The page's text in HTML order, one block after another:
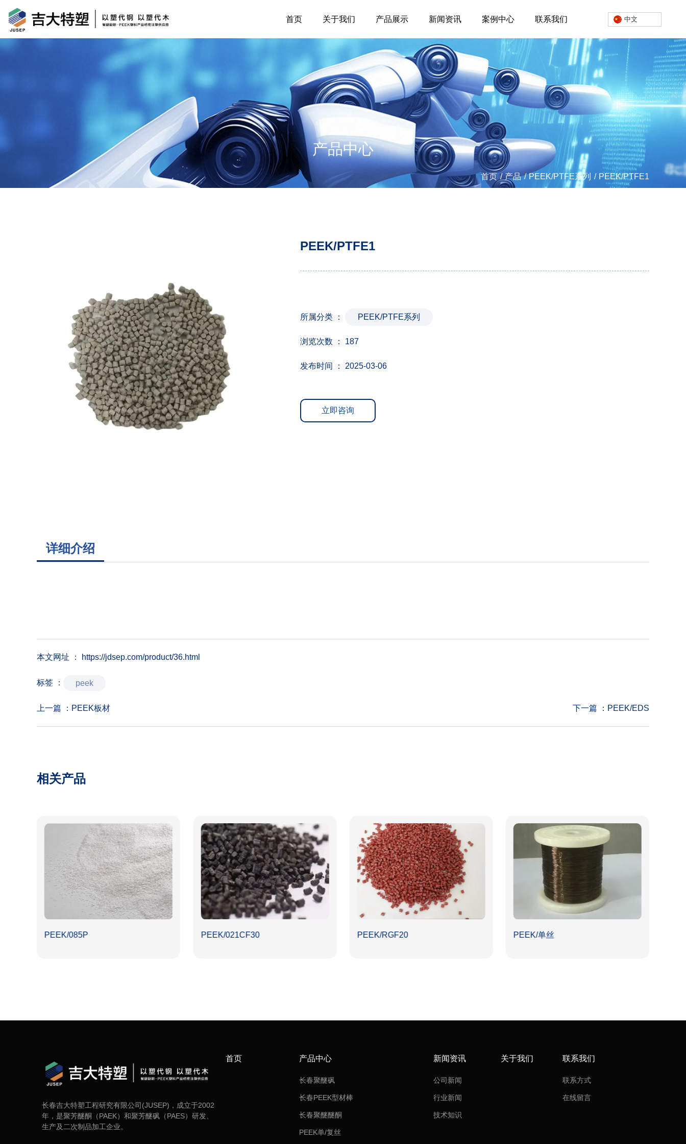
首页 关于我们 产品展示 新闻资讯 案例中心 联系我们 中文
产品中心
首页/产品 /PEEK/PTFE系列 / PEEK/PTFE1
PEEK/PTFE1
所属分类 ： PEEK/PTFE系列
浏览次数 ： 187
发布时间 ： 2025-03-06
立即咨询
详细介绍
本文网址 ： https://jdsep.com/product/36.html
标签 ： peek
上一篇 ： PEEK板材 下一篇 ： PEEK/EDS
相关产品
PEEK/085P PEEK/021CF30 PEEK/RGF20 PEEK/单丝
长春吉大特塑工程研究有限公司(JUSEP)，成立于2002
年，是聚芳醚酮（PAEK）和聚芳醚砜（PAES）研发、
生产及二次制品加工企业。
首页 产品中心
长春聚醚砜
长春PEEK型材棒
长春聚醚醚酮
PEEK单/复丝
新闻资讯
公司新闻
行业新闻
技术知识
关于我们 联系我们
联系方式
在线留言